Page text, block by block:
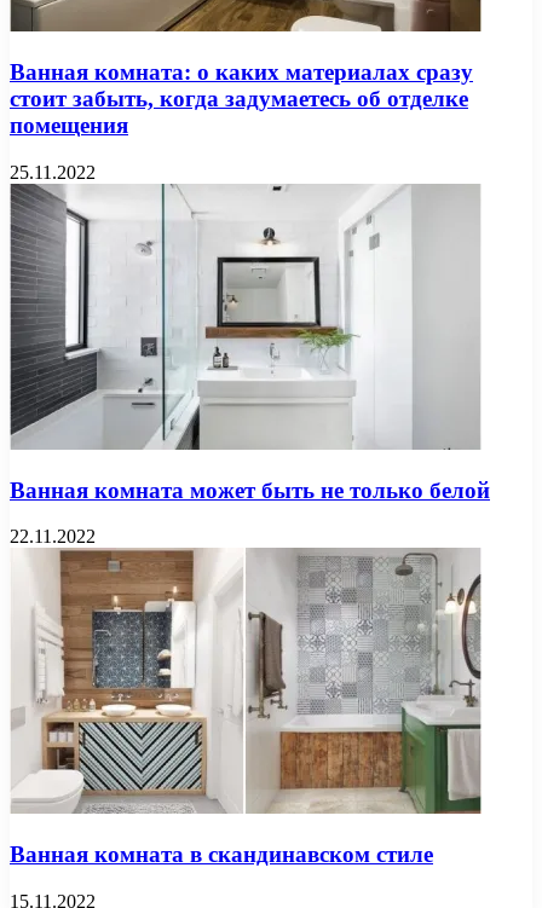
Ванная комната: о каких материалах сразу
стоит забыть, когда задумаетесь об отделке
помещения
25.11.2022
Ванная комната может быть не только белой
22.11.2022
Ванная комната в скандинавском стиле
15.11.2022